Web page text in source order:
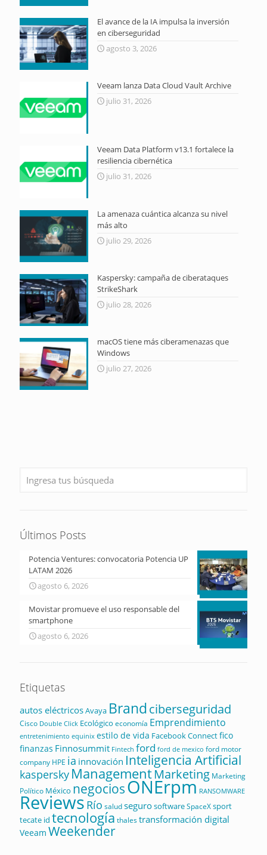
El avance de la IA impulsa la inversión
en ciberseguridad
agosto 3, 2026
Veeam lanza Data Cloud Vault Archive
julio 31, 2026
Veeam Data Platform v13.1 fortalece la
resiliencia cibernética
julio 31, 2026
La amenaza cuántica alcanza su nivel
más alto
julio 29, 2026
Kaspersky: campaña de ciberataques
StrikeShark
julio 28, 2026
macOS tiene más ciberamenazas que
Windows
julio 27, 2026
Últimos Posts
Potencia Ventures: convocatoria Potencia UP
LATAM 2026
agosto 6, 2026
Movistar promueve el uso responsable del
smartphone
agosto 6, 2026
Etiquetas
autos eléctricosAvaya Brandciberseguridad
Cisco Double Click Ecológico economía Emprendimiento
entretenimiento equinix estilo de vida Facebook Connectfico
finanzas Finnosummit Fintech ford ford de mexico ford motor
company HPE ia innovación Inteligencia Artificial
kaspersky ManagementMarketing Marketing
Político México negociosONErpm RANSOMWARE
Reviews Río saludsegurosoftwareSpaceXsport
tecate id tecnología thalestransformación digital
Veeam Weekender